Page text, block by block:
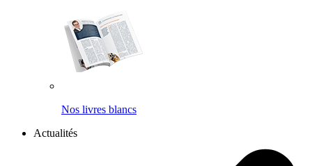
Nos livres blancs
Actualités